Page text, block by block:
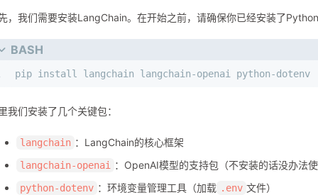
，我们需要安装LangChain。在开始之前，请确保你已经安装了
BASH
pip install langchain langchain-openai python-dotenv
我们安装了几个关键包：
langchain ：LangChain的核心框架
langchain-openai ：OpenAI模型的支持包（不安装的话没办法
python-dotenv ：环境变量管理工具（加载 .env 文件）